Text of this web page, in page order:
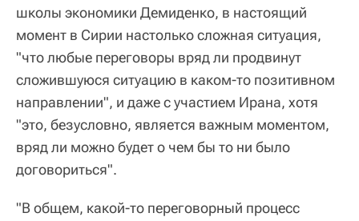
школы экономики Демиденко, в настоящий
момент в Сирии настолько сложная ситуация,
"что любые переговоры вряд ли продвинут
сложившуюся ситуацию в каком-то позитивном
направлении", и даже с участием Ирана, хотя
"это, безусловно, является важным моментом,
вряд ли можно будет о чем бы то ни было
договориться".
"В общем, какой-то переговорный процесс